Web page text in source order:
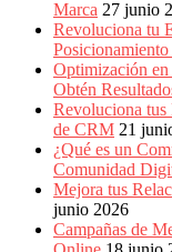
Marca 27 junio
Revoluciona tu
Optimización en
Obtén
Revoluciona
de CRM 21
¿Qué es un
Comunidad
Mejora tus
junio 2026
Campañas de